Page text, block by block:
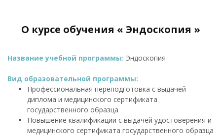
О курсе обучения « Эндоскопия »
Название учебной программы: Эндоскопия
Вид образовательной программы:
Профессиональная переподготовка с выдачей
диплома и медицинского сертификата
государственного образца
Повышение квалификации с выдачей удостоверения и
медицинского сертификата государственного образца